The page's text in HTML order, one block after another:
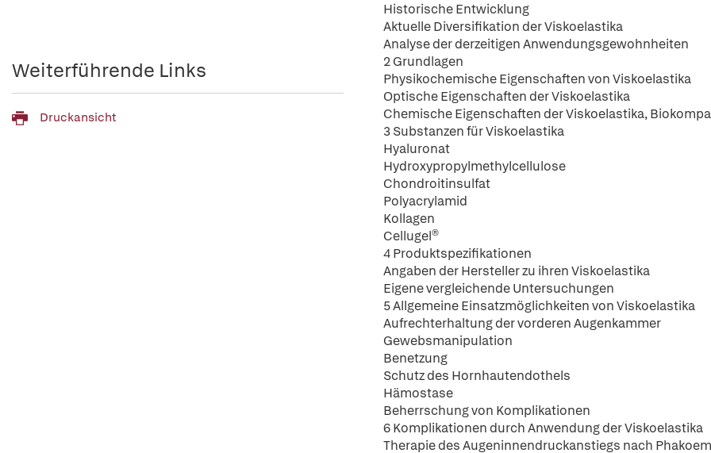
Historische Entwicklung
Aktuelle Diversifikation der Viskoelastika
Analyse der derzeitigen Anwendungsgewohnheiten
2 Grundlagen
Physikochemische Eigenschaften von Viskoelastika
Optische Eigenschaften der Viskoelastika
Chemische Eigenschaften der Viskoelastika,
3 Substanzen für Viskoelastika
Hyaluronat
Hydroxypropylmethylcellulose
Chondroitinsulfat
Polyacrylamid
Kollagen
Cellugel®
4 Produktspezifikationen
Angaben der Hersteller zu ihren Viskoelastika
Eigene vergleichende Untersuchungen
5 Allgemeine Einsatzmöglichkeiten von Viskoelastika
Aufrechterhaltung der vorderen Augenkammer
Gewebsmanipulation
Benetzung
Schutz des Hornhautendothels
Hämostase
Beherrschung von Komplikationen
6 Komplikationen durch Anwendung der Viskoelastika
Therapie des Augeninnendruckanstiegs nach
Weiterführende Links
Druckansicht